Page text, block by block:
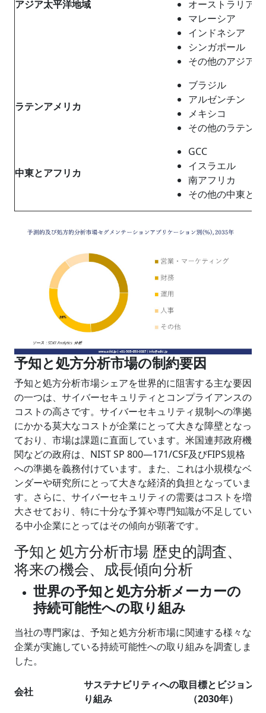
アジア太平洋地域
オーストラリア
マレーシア
インドネシア
シンガポール
その他のアジア
ラテンアメリカ
ブラジル
アルゼンチン
メキシコ
その他のラテン
中東とアフリカ
GCC
イスラエル
南アフリカ
その他の中東と
予知と処方分析市場の制約要因
予知と処方分析市場シェアを世界的に阻害する主な要因
の一つは、サイバーセキュリティとコンプライアンスの
コストの高さです。サイバーセキュリティ規制への準拠
にかかる莫大なコストが企業にとって大きな障壁となっ
ており、市場は課題に直面しています。米国連邦政府機
関などの政府は、NIST SP 800―171/CSF及びFIPS規格
への準拠を義務付けています。また、これは小規模なベ
ンダーや研究所にとって大きな経済的負担となっていま
す。さらに、サイバーセキュリティの需要はコストを増
大させており、特に十分な予算や専門知識が不足してい
る中小企業にとってはその傾向が顕著です。
予知と処方分析市場 歴史的調査、
将来の機会、成長傾向分析
世界の予知と処方分析メーカーの
持続可能性への取り組み
当社の専門家は、予知と処方分析市場に関連する様々な
企業が実施している持続可能性への取り組みを調査しま
した。
会社
サステナビリティへの取
り組み
目標とビジョン
（2030年）